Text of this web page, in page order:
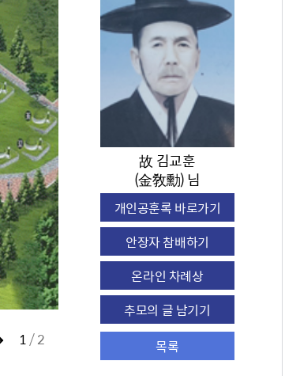
1 2
故 김교훈
(金敎勳) 님
개인공훈록 바로가기
안장자 참배하기
온라인 차례상
추모의 글 남기기
목록